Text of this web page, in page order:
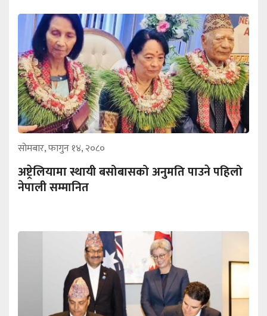
सोमबार, फागुन १४, २०८०
अष्ट्रेलियामा स्थायी बसोबासको अनुमति पाउने पहिलो
नेपाली सम्मानित